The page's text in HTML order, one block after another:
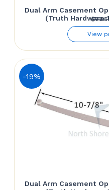
Dual Arm Casement
(Truth Hardware
$
View
-19%
Dual Arm Casement